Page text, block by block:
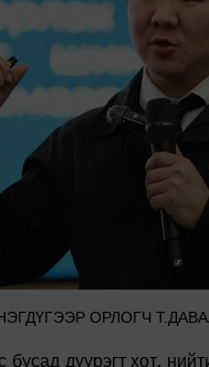
ОРЛОГЧ
бусад дүүрэгт хот,